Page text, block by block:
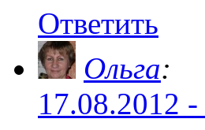
Ответить
Ольга:
17.08.2012 -